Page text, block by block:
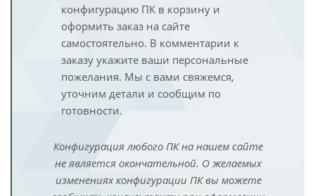
конфигурацию ПК в корзину и
оформить заказ на сайте
самостоятельно. В комментарии к
заказу укажите ваши персональные
пожелания. Мы с вами свяжемся,
уточним детали и сообщим по
готовности.
Конфигурация любого ПК на нашем сайте
не является окончательной. О желаемых
изменениях конфигурации ПК вы можете